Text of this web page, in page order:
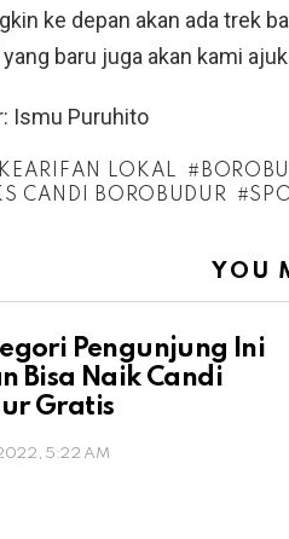
ke depan akan ada trek
baru juga akan kami
Ismu Puruhito
LOKAL
CANDI BOROBUDUR
YOU
Pengunjung Ini
Bisa Naik Candi
Gratis
2022, 5:22 AM